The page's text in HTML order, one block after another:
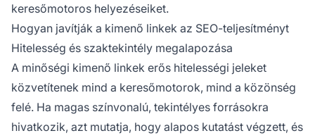
keresőmotoros helyezéseiket.
Hogyan javítják a kimenő linkek az SEO-teljesítményt
Hitelesség és szaktekintély megalapozása
A minőségi kimenő linkek erős hitelességi jeleket
közvetítenek mind a keresőmotorok, mind a közönség
felé. Ha magas színvonalú, tekintélyes forrásokra
hivatkozik, azt mutatja, hogy alapos kutatást végzett, és